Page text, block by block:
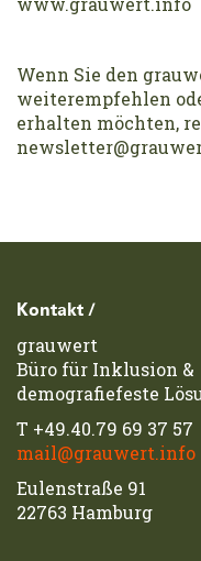
Wenn Sie den
weiterempfehlen
erhalten möchten,
Footerzeile
Kontakt /
grauwert
Büro für Inklusion &
demografiefeste
T +49.40.79 69 37 57
mail@grauwert.info
Eulenstraße 91
22763 Hamburg